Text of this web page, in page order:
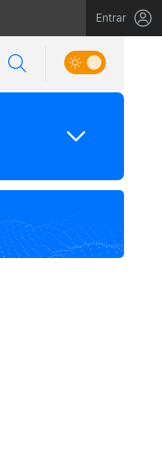
Entrar